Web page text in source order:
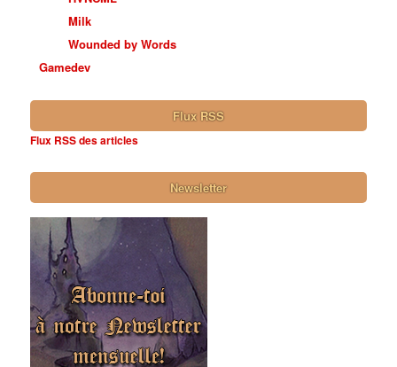
Milk
Wounded by Words
Gamedev
Flux RSS
Flux RSS des articles
Newsletter